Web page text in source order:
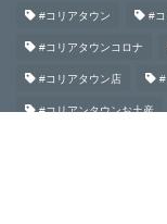
#コリアタウン #
#コリアタウンコロナ
#コリアタウン店 #
#コリアンタウンお土産